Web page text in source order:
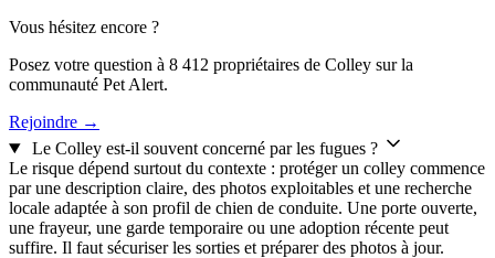
Vous hésitez encore ?
Posez votre question à 8 412 propriétaires de Colley sur la
communauté Pet Alert.
Rejoindre →
Le Colley est-il souvent concerné par les fugues ?
Le risque dépend surtout du contexte : protéger un colley commence
par une description claire, des photos exploitables et une recherche
locale adaptée à son profil de chien de conduite. Une porte ouverte,
une frayeur, une garde temporaire ou une adoption récente peut
suffire. Il faut sécuriser les sorties et préparer des photos à jour.